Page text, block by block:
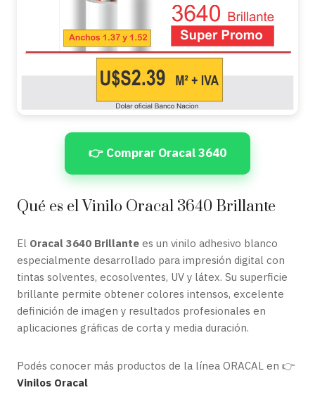
👉 Comprar Oracal 3640
Qué es el Vinilo Oracal 3640 Brillante
El Oracal 3640 Brillante es un vinilo adhesivo blanco
especialmente desarrollado para impresión digital con
tintas solventes, ecosolventes, UV y látex. Su superficie
brillante permite obtener colores intensos, excelente
definición de imagen y resultados profesionales en
aplicaciones gráficas de corta y media duración.
Podés conocer más productos de la línea ORACAL en 👉
Vinilos Oracal